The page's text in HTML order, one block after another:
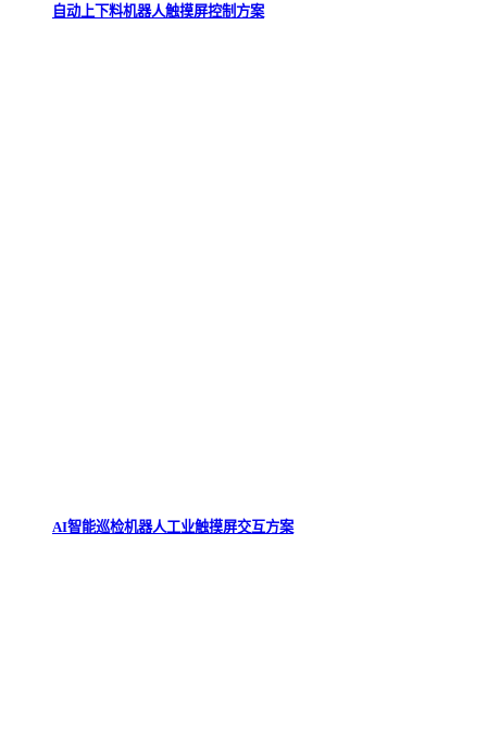
自动上下料机器人触摸屏控制方案
AI智能巡检机器人工业触摸屏交互方案